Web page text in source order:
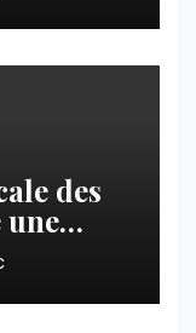
des
une
la